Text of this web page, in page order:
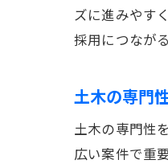
ズに進みやす
採用につなが
土木の専門
土木の専門性
広い案件で重